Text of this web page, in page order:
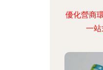
優化營商
一